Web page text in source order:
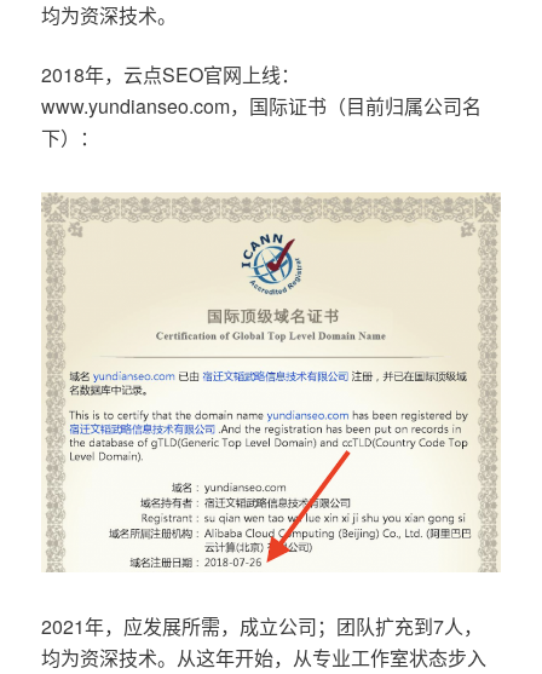
均为资深技术。
2018年，云点SEO官网上线：
www.yundianseo.com，国际证书（目前归属公司名
下）：
2021年，应发展所需，成立公司；团队扩充到7人，
均为资深技术。从这年开始，从专业工作室状态步入